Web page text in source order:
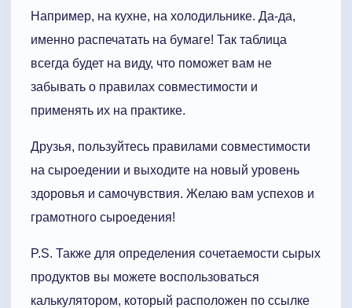
Например, на кухне, на холодильнике. Да-да,
именно распечатать на бумаге! Так таблица
всегда будет на виду, что поможет вам не
забывать о правилах совместимости и
применять их на практике.
Друзья, пользуйтесь правилами совместимости
на сыроедении и выходите на новый уровень
здоровья и самочувствия. Желаю вам успехов и
грамотного сыроедения!
P.S. Также для определения сочетаемости сырых
продуктов вы можете воспользоваться
калькулятором, который расположен по ссылке